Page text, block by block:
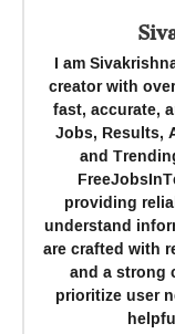
I am
creator with
fast, accurate,
Jobs, Results,
and
providing
understand
are crafted with
and a strong
prioritize user